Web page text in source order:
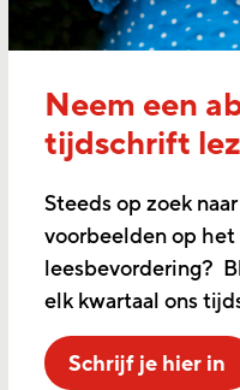
Neem een
tijdschrift
Steeds op zoek
voorbeelden op
leesbevordering?
elk kwartaal ons
Schrijf je hier in